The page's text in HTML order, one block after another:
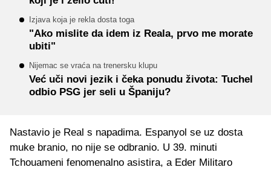
Izjava koja je rekla dosta toga
"Ako mislite da idem iz Reala, prvo me morate
ubiti"
Nijemac se vraća na trenersku klupu
Već uči novi jezik i čeka ponudu života: Tuchel
odbio PSG jer seli u Španiju?
Nastavio je Real s napadima. Espanyol se uz dosta
muke branio, no nije se odbranio. U 39. minuti
Tchouameni fenomenalno asistira, a Eder Militaro